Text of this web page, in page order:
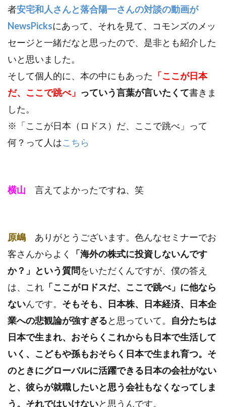
者安宅和人さんと落合陽一さんの対談の動画が
NewsPicksにあって、それを見て、コモンズのメッ
セージと一緒だなと思ったので、是非とも紹介した
いと思いました。
そして個人的に、本の中にもあった 「ここが日本
だ、ここで跳べ」 っていう言葉が言いたくて書きま
した。
※「ここが日本（ロドス）だ、ここで跳べ」って
何？って人はこちら
横山 言えてよかったですね、笑
原嶋 ありがとうございます。色んなセミナーでお
客さんからよく
「海外の株式に投資しないんです
か？」という質問をいただくんですが、僕の答え
は、これ 「ここがロドスだ、ここで跳べ」に他なら
ないんです。 そもそも、日本株、日本経済、日本企
業への悲観論が強すぎると思っていて。 自分たちは
日本で生まれ、おそらくこれからも日本で生活して
いく、こどもや孫もおそらく日本で生まれ育つ。そ
のときにグローバルに活躍できる日本の会社がない
と、彼らが就職したいと思う会社もなくなってしま
う。それではいけないと思うんです。